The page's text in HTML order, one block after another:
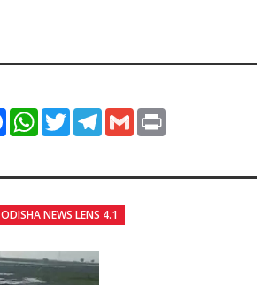
FacebookWhatsApp
TwitterTelegram
Gmail
ODISHA NEWS LENS 4.1